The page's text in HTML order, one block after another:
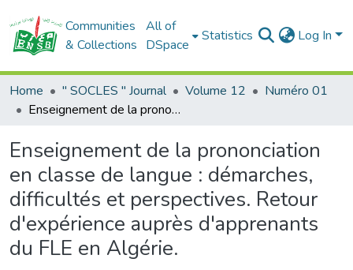
Communities
& Collections
All of
DSpace
Statistics Log In
Home " SOCLES " Journal Volume 12
Numéro 01
Enseignement de la prononciation en classe de langue : démarches, difficultés et perspectives. Retour d'expérience auprès d'apprenants du FLE en Algérie.
Enseignement de la prononciation
en classe de langue : démarches,
difficultés et perspectives. Retour
d'expérience auprès d'apprenants
du FLE en Algérie.